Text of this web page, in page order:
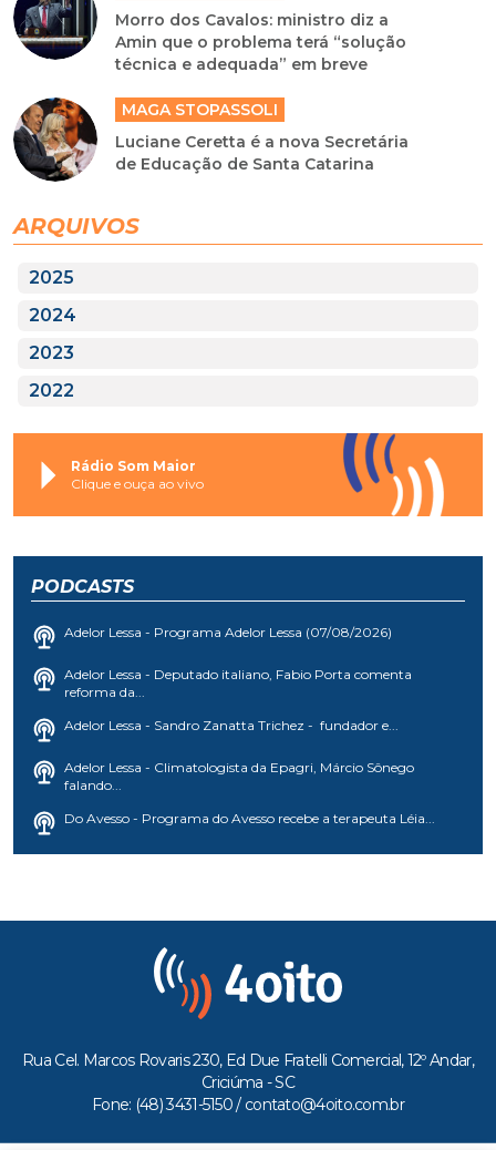
Morro dos Cavalos: ministro diz a
Amin que o problema terá “solução
técnica e adequada” em breve
MAGA STOPASSOLI
Luciane Ceretta é a nova Secretária
de Educação de Santa Catarina
ARQUIVOS
2025
2024
2023
2022
Rádio Som Maior
Clique e ouça ao vivo
PODCASTS
Adelor Lessa - Programa Adelor Lessa (07/08/2026)
Adelor Lessa - Deputado italiano, Fabio Porta comenta
reforma da...
Adelor Lessa - Sandro Zanatta Trichez - fundador e...
Adelor Lessa - Climatologista da Epagri, Márcio Sônego
falando...
Do Avesso - Programa do Avesso recebe a terapeuta Léia...
Rua Cel. Marcos Rovaris 230, Ed Due Fratelli Comercial, 12º Andar,
Criciúma - SC
Fone: (48) 3431-5150 / contato@4oito.com.br